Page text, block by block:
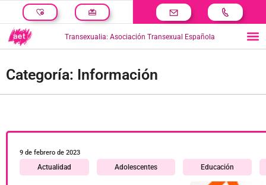
Transexualia: Asociación Transexual Española
Categoría: Información
9 de febrero de 2023
Actualidad Adolescentes Educación